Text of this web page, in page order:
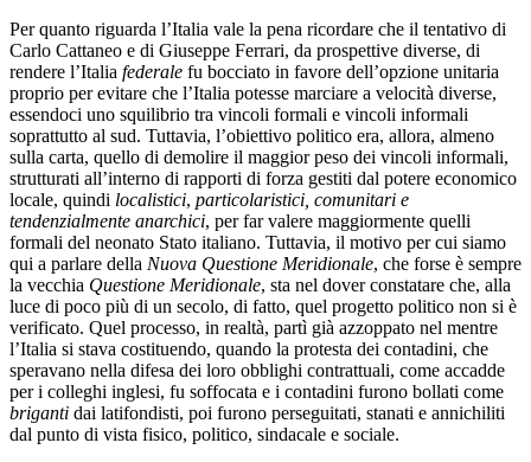
Per quanto riguarda l’Italia vale la pena ricordare che il tentativo di
Carlo Cattaneo e di Giuseppe Ferrari, da prospettive diverse, di
rendere l’Italia federale fu bocciato in favore dell’opzione unitaria
proprio per evitare che l’Italia potesse marciare a velocità diverse,
essendoci uno squilibrio tra vincoli formali e vincoli informali
soprattutto al sud. Tuttavia, l’obiettivo politico era, allora, almeno
sulla carta, quello di demolire il maggior peso dei vincoli informali,
strutturati all’interno di rapporti di forza gestiti dal potere economico
locale, quindi localistici, particolaristici, comunitari e
tendenzialmente anarchici, per far valere maggiormente quelli
formali del neonato Stato italiano. Tuttavia, il motivo per cui siamo
qui a parlare della Nuova Questione Meridionale, che forse è sempre
la vecchia Questione Meridionale, sta nel dover constatare che, alla
luce di poco più di un secolo, di fatto, quel progetto politico non si è
verificato. Quel processo, in realtà, partì già azzoppato nel mentre
l’Italia si stava costituendo, quando la protesta dei contadini, che
speravano nella difesa dei loro obblighi contrattuali, come accadde
per i colleghi inglesi, fu soffocata e i contadini furono bollati come
briganti dai latifondisti, poi furono perseguitati, stanati e annichiliti
dal punto di vista fisico, politico, sindacale e sociale.